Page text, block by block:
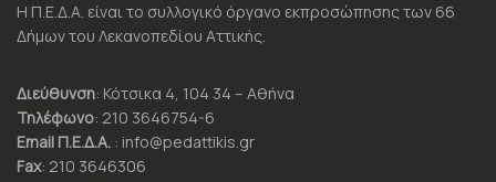
Η Π.Ε.Δ.Α. είναι το συλλογικό όργανο εκπροσώπησης των 66
Δήμων του Λεκανοπεδίου Αττικής.
Διεύθυνση: Κότσικα 4, 104 34 – Αθήνα
Τηλέφωνο: 210 3646754-6
Email Π.Ε.Δ.Α. : info@pedattikis.gr
Fax: 210 3646306